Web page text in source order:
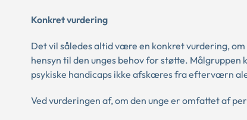
Konkret vurdering
Det vil således altid være en konkret vurdering,
hensyn til den unges behov for støtte.
psykiske handicaps ikke afskæres fra efterværn
Ved vurderingen af, om den unge er omfattet af